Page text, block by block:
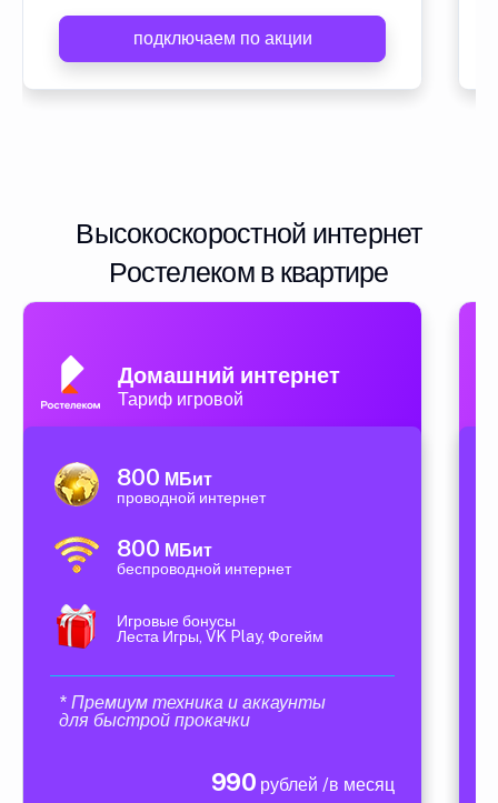
подключаем по акции
Высокоскоростной интернет
Ростелеком в квартире
Домашний интернет
Тариф игровой
800 МБит
проводной интернет
800 МБит
беспроводной интернет
Игровые бонусы
Леста Игры, VK Play, Фогейм
* Премиум техника и аккаунты
для быстрой прокачки
990 рублей /в месяц